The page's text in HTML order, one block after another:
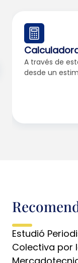
A través de
desde un
Estudió
Colectiva por